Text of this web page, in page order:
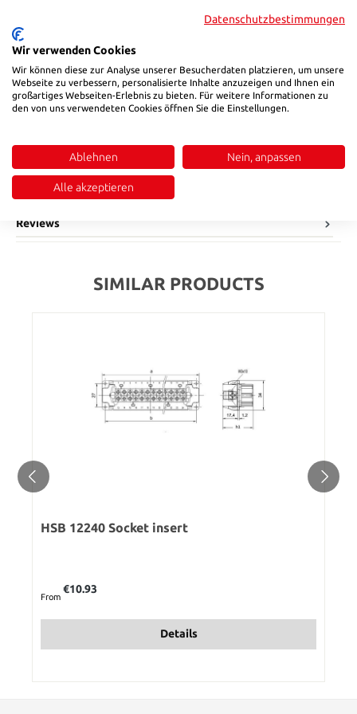
Product Quantity: Enter the desired amount or use the buttons to
Add to shopping cart
Product number:122723
Description
• Temperatur min.: -40°C• Temperatur max.: +125°C• Dichtung:
NBR• Schutzstandard: IP65• Verfügbare Größen: 3/4-24 Pins
Reviews
SIMILAR PRODUCTS
HSB 12240 Socket insert
From
€10.93
Details
Datenschutzbestimmungen
Wir verwenden Cookies
Wir können diese zur Analyse unserer Besucherdaten platzieren, um unsere
Webseite zu verbessern, personalisierte Inhalte anzuzeigen und Ihnen ein
großartiges Webseiten-Erlebnis zu bieten. Für weitere Informationen zu
den von uns verwendeten Cookies öffnen Sie die Einstellungen.
Ablehnen Nein, anpassen
Alle akzeptieren